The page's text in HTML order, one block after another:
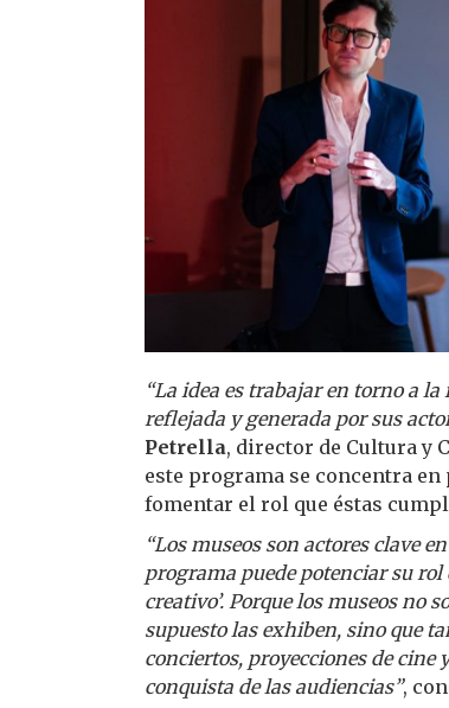
“La idea es trabajar en torno a
reflejada y generada por sus
Petrella, director de Cultura y
este programa se concentra
fomentar el rol que éstas
“Los museos son actores clave
programa puede potenciar su rol
creativo’. Porque los museos no
supuesto las exhiben, sino que
conciertos, proyecciones de
conquista de las audiencias”,